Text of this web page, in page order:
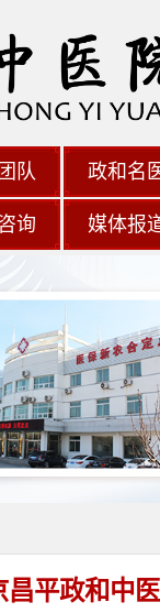
队 政和名
询 媒体报
昌平政和中